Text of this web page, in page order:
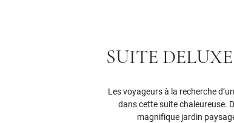
SUITE
Les voyageurs à la recherche
dans cette suite chaleureuse.
magnifique jardin